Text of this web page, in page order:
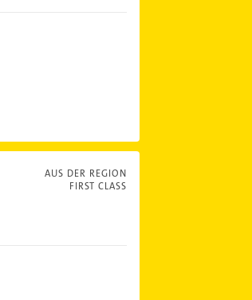
AUS DER REGION
FIRST CLASS